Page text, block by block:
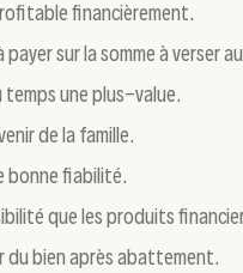
financièrement.
sur la somme à verser
une plus-value.
de la famille.
bonne fiabilité.
que les produits
du bien après abattement.